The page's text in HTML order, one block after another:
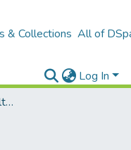
& Collections All of
Log In
B4 – LU fakultātes / Faculties of the UL